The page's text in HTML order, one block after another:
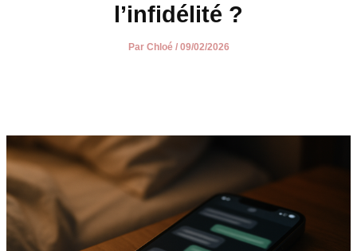
l’infidélité ?
Par Chloé / 09/02/2026